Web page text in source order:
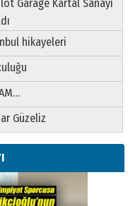
Garage Kartal Sanayi
hikayeleri
Güzeliz